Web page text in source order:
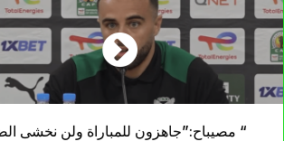
مصيباح:”جاهزون للمباراة ولن نخشى الضغط “